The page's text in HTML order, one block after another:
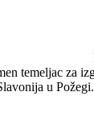
temeljac za
u Požegi.